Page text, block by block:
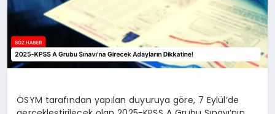
ÖSYM tarafından yapılan duyuruya göre, 7 Eylül’de